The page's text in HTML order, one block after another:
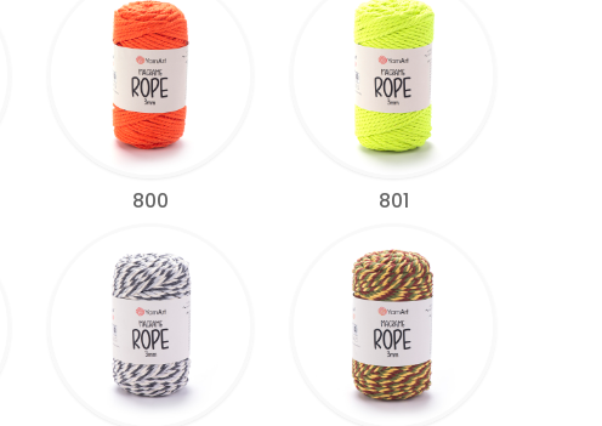
800 801